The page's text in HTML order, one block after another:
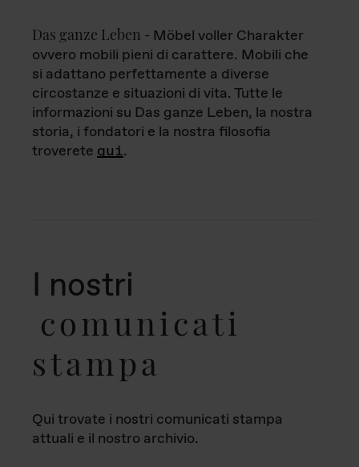
Das ganze Leben - Möbel voller Charakter
ovvero mobili pieni di carattere. Mobili che
si adattano perfettamente a diverse
circostanze e situazioni di vita. Tutte le
informazioni su Das ganze Leben, la nostra
storia, i fondatori e la nostra filosofia
troverete qui.
I nostri
comunicati
stampa
Qui trovate i nostri comunicati stampa
attuali e il nostro archivio.